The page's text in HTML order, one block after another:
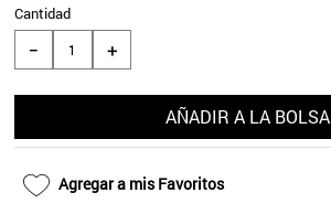
Cantidad
＋
－
AÑADIR A LA BOLSA
Agregar a mis Favoritos